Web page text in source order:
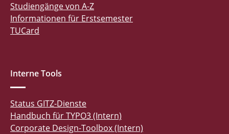
Studiengänge von A-Z
Informationen für Erstsemester
TUCard
Interne Tools
Status GITZ-Dienste
Handbuch für TYPO3 (Intern)
Corporate Design-Toolbox (Intern)